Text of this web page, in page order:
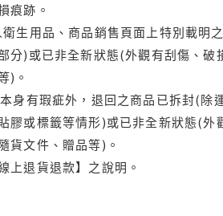
痕跡。
生用品、商品銷售頁面上特別載明
分)或已非全新狀態(外觀有刮傷、
)。
身有瑕疵外，退回之商品已拆封(
膠或標籤等情形)或已非全新狀態(
貨文件、贈品等)。
退貨退款】之說明。